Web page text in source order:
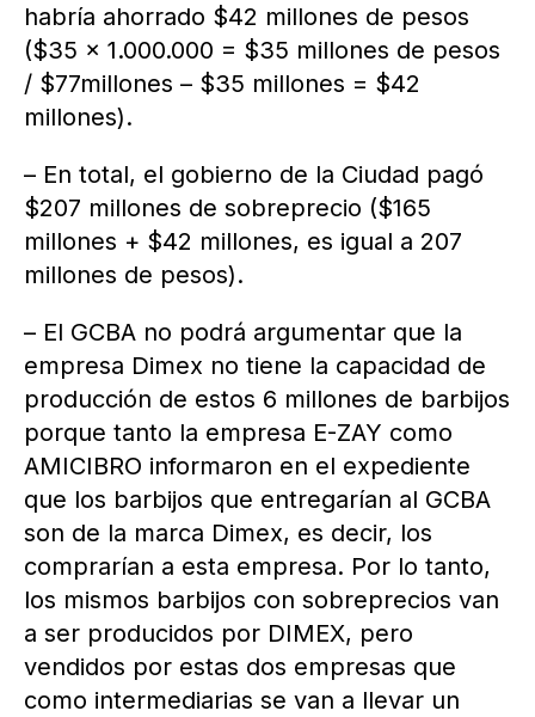
habría ahorrado $42 millones de pesos
($35 x 1.000.000 = $35 millones de pesos
/ $77millones – $35 millones = $42
millones).
– En total, el gobierno de la Ciudad pagó
$207 millones de sobreprecio ($165
millones + $42 millones, es igual a 207
millones de pesos).
– El GCBA no podrá argumentar que la
empresa Dimex no tiene la capacidad de
producción de estos 6 millones de barbijos
porque tanto la empresa E-ZAY como
AMICIBRO informaron en el expediente
que los barbijos que entregarían al GCBA
son de la marca Dimex, es decir, los
comprarían a esta empresa. Por lo tanto,
los mismos barbijos con sobreprecios van
a ser producidos por DIMEX, pero
vendidos por estas dos empresas que
como intermediarias se van a llevar un